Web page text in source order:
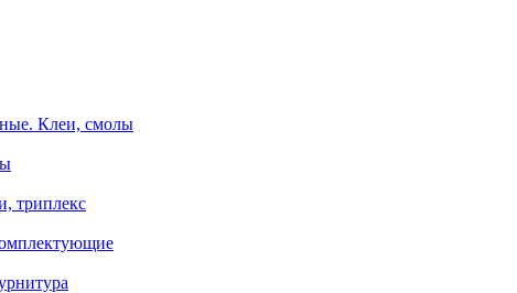
Клеи, смолы
триплекс